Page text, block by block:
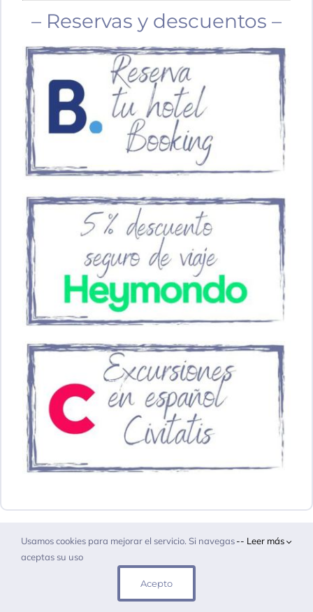
– Reservas y descuentos –
Usamos cookies para mejorar el servicio. Si navegas
aceptas su uso
-- Leer más
Acepto